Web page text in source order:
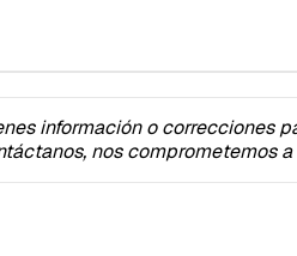
información o correcciones
nos comprometemos